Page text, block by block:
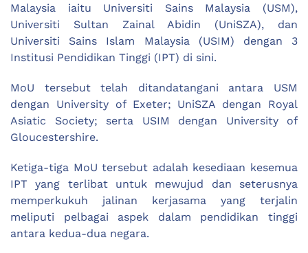
Malaysia iaitu Universiti Sains Malaysia (USM),
Universiti Sultan Zainal Abidin (UniSZA), dan
Universiti Sains Islam Malaysia (USIM) dengan 3
Institusi Pendidikan Tinggi (IPT) di sini.
MoU tersebut telah ditandatangani antara USM
dengan University of Exeter; UniSZA dengan Royal
Asiatic Society; serta USIM dengan University of
Gloucestershire.
Ketiga-tiga MoU tersebut adalah kesediaan kesemua
IPT yang terlibat untuk mewujud dan seterusnya
memperkukuh jalinan kerjasama yang terjalin
meliputi pelbagai aspek dalam pendidikan tinggi
antara kedua-dua negara.